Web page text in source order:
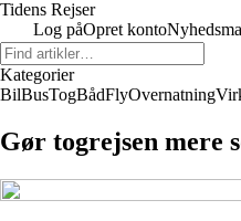
Tidens Rejser
Log påOpret konto
Kategorier
BilBusTogBådFlyOvernatning
Gør togrejsen mere